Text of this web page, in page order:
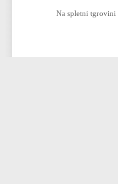
Na spletni tgrovini